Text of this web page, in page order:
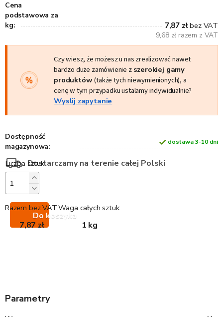
Cena
podstawowa za
kg:
7,87 złbez VAT
9,68 zł razem z VAT
Czy wiesz, że możesz u nas zrealizować nawet
bardzo duże zamówienie z szerokiej gamy
produktów(także tych niewymienionych), a
cenę w tym przypadku ustalamy indywidualnie?
Wyslij zapytanie
Dostępność
magazynowa:
dostawa 3-10 dni
Dostarczamy na terenie całej Polski
Do koszyka
Waga całych sztuk:
1 kg
Razem bez VAT:
7,87 zł
Parametry